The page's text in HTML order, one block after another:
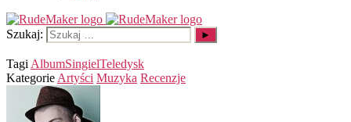
Szukaj:
Tagi AlbumSingielTeledysk
Kategorie Artyści Muzyka Recenzje